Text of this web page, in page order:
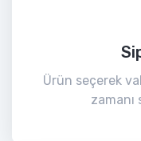
Ürün seçerek
zamanı